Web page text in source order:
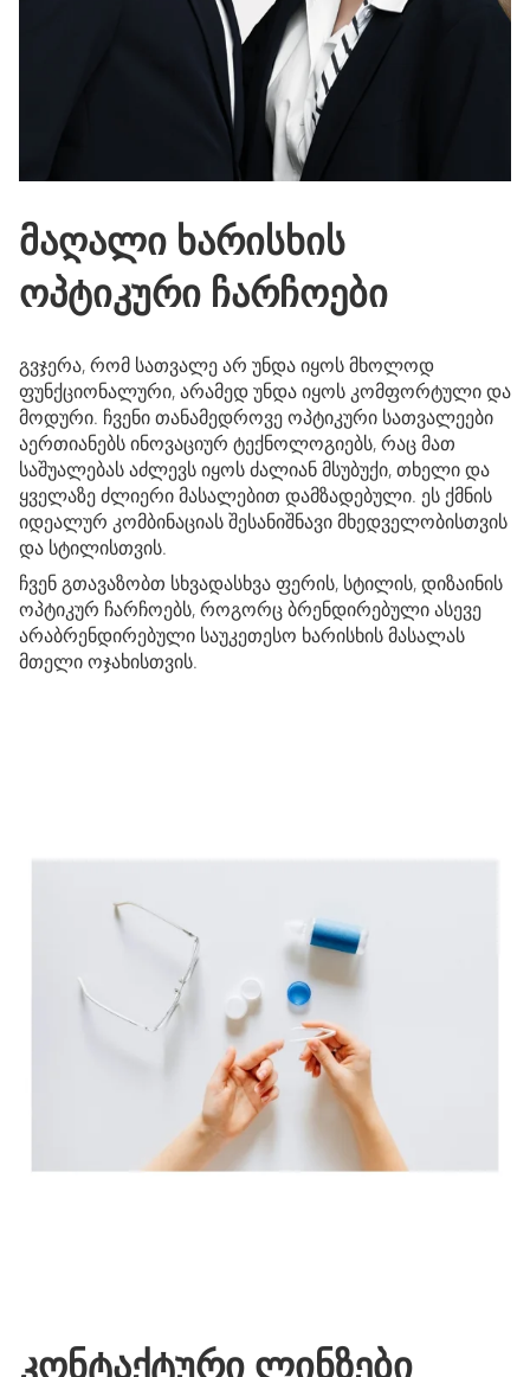
მაღალი ხარისხის
ოპტიკური ჩარჩოები
გვჯერა, რომ სათვალე არ უნდა იყოს მხოლოდ
ფუნქციონალური, არამედ უნდა იყოს კომფორტული და
მოდური. ჩვენი თანამედროვე ოპტიკური სათვალეები
აერთიანებს ინოვაციურ ტექნოლოგიებს, რაც მათ
საშუალებას აძლევს იყოს ძალიან მსუბუქი, თხელი და
ყველაზე ძლიერი მასალებით დამზადებული. ეს ქმნის
იდეალურ კომბინაციას შესანიშნავი მხედველობისთვის
და სტილისთვის.
ჩვენ გთავაზობთ სხვადასხვა ფერის, სტილის, დიზაინის
ოპტიკურ ჩარჩოებს, როგორც ბრენდირებული ასევე
არაბრენდირებული საუკეთესო ხარისხის მასალას
მთელი ოჯახისთვის.
კონტაქტური ლინზები